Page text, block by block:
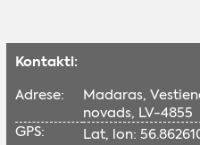
Kontakti:
Adrese:
Madaras,
novads, LV-4855
GPS:
Lat, lon: